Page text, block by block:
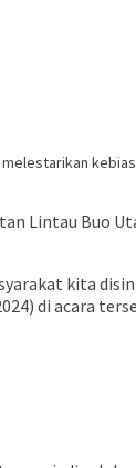
Lintau Buo
kita
di acara